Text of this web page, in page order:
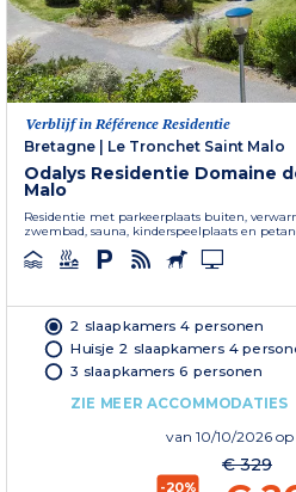
Verblijf in Référence Residentie
Bretagne
Le Tronchet Saint Malo
Odalys Residentie Domaine
Malo
Residentie met parkeerplaats buiten,
zwembad, sauna, kinderspeelplaats en
2 slaapkamers 4 personen
Huisje 2 slaapkamers 4
3 slaapkamers 6 personen
ZIE MEER ACCOMMODATIES
van 10/10/2026 op
-20%
€ 329